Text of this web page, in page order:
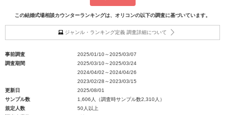
この結婚式場相談カウンターランキングは、オリコンの以下の調査に基づいています。
ジャンル・ランキング定義 調査詳細について
事前調査
2025/01/10～2025/03/07
調査期間
2025/03/10～2025/03/24
2024/04/02～2024/04/26
2023/02/28～2023/03/15
更新日
2025/08/01
サンプル数
1,606人（調査時サンプル数2,310人）
規定人数
50人以上